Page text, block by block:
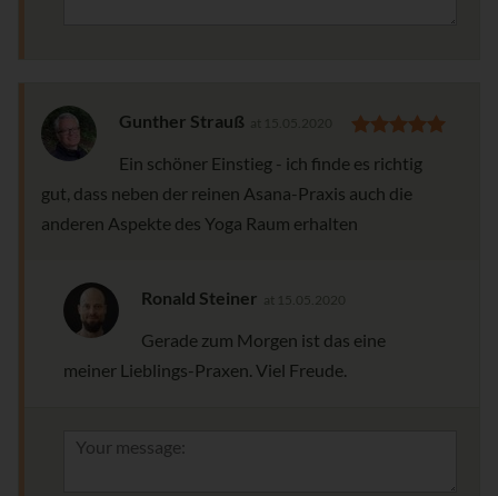
Gunther Strauß
Ein schöner Einstieg - ich finde es richtig
gut, dass neben der reinen Asana-Praxis auch die
anderen Aspekte des Yoga Raum erhalten
Ronald Steiner at 15.05.2020
Gerade zum Morgen ist das eine
meiner Lieblings-Praxen. Viel Freude.